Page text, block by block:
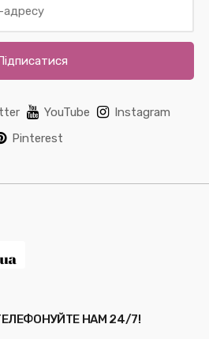
YouTube
Instagram
Pinterest
НАМ 24/7!